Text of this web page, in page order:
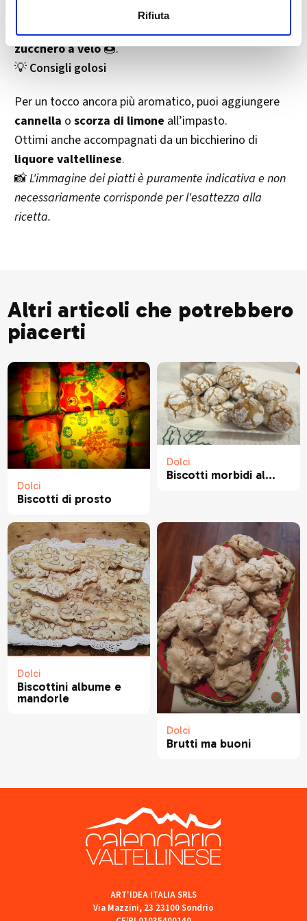
Rifiuta
Scola gli sciatt su carta assorbente.
Servilicaldi, con una generosa spolverata di
zucchero a velo🍩.
💡 Consigli golosi
Per un tocco ancora più aromatico, puoi aggiungere
cannella o scorza di limone all’impasto.
Ottimi anche accompagnati da un bicchierino di
liquore valtellinese.
📸L'immagine dei piatti è puramente indicativa e non
necessariamente corrisponde per l'esattezza alla
ricetta.
Altri articoli che potrebbero
piacerti
Dolci
Biscotti di prosto
Dolci
Biscotti morbidi al...
Dolci
Biscottini albume e
mandorle
Dolci
Brutti ma buoni
ART'IDEA ITALIA SRLS
Via Mazzini, 23 23100 Sondrio